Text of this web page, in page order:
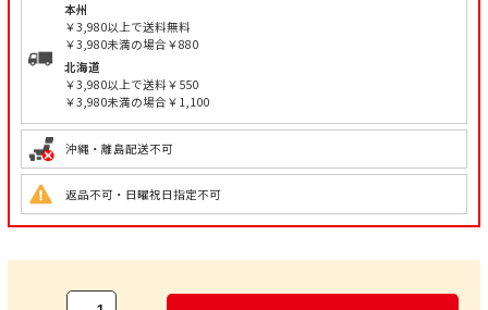
本州
￥3,980以上で送料無料
￥3,980未満の場合￥880
北海道
￥3,980以上で送料￥550
￥3,980未満の場合￥1,100
沖縄・離島配送不可
返品不可・日曜祝日指定不可